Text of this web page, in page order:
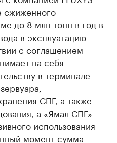
сжиженного
до 8 млн тонн в год в
в эксплуатацию
с соглашением
на себя
в терминале
СПГ, а также
а «Ямал СПГ»
использования
момент сумма